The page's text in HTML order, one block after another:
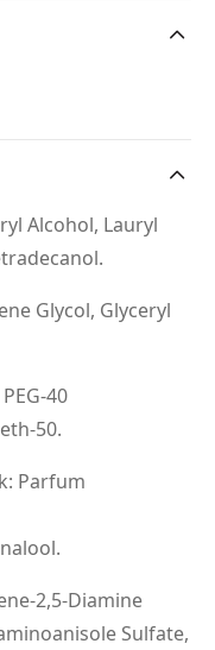
Alcohol, Lauryl
Glycol, Glyceryl
40
50.
Parfum
2,5-Diamine
Sulfate,